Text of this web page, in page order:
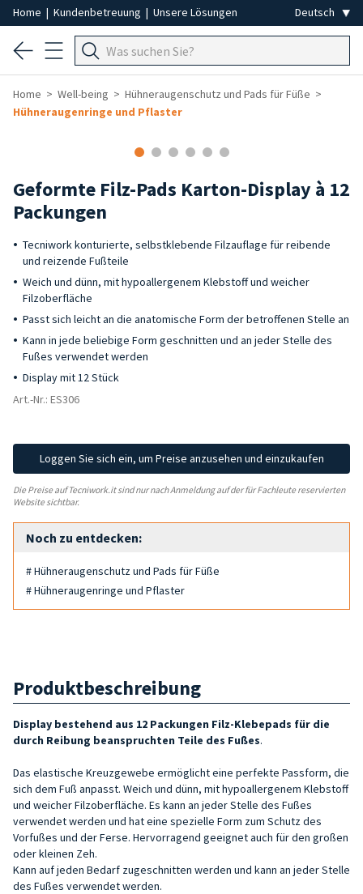
Home | Kundenbetreuung | Unsere Lösungen
Home Well-being
Hühneraugenschutz und Pads für Füße
Hühneraugenringe und Pflaster
Geformte Filz-Pads Karton-Display à 12
Packungen
Tecniwork konturierte, selbstklebende Filzauflage für reibende
und reizende Fußteile
Weich und dünn, mit hypoallergenem Klebstoff und weicher
Filzoberfläche
Passt sich leicht an die anatomische Form der betroffenen Stelle an
Kann in jede beliebige Form geschnitten und an jeder Stelle des
Fußes verwendet werden
Display mit 12 Stück
Art.-Nr.: ES306
Loggen Sie sich ein, um Preise anzusehen und einzukaufen
Die Preise auf Tecniwork.it sind nur nach Anmeldung auf der für Fachleute reservierten
Website sichtbar.
Noch zu entdecken:
# Hühneraugenschutz und Pads für Füße
# Hühneraugenringe und Pflaster
Produktbeschreibung
Display bestehend aus 12 Packungen Filz-Klebepads für die
durch Reibung beanspruchten Teile des Fußes.
Das elastische Kreuzgewebe ermöglicht eine perfekte Passform, die
sich dem Fuß anpasst. Weich und dünn, mit hypoallergenem Klebstoff
und weicher Filzoberfläche. Es kann an jeder Stelle des Fußes
verwendet werden und hat eine spezielle Form zum Schutz des
Vorfußes und der Ferse. Hervorragend geeignet auch für den großen
oder kleinen Zeh.
Kann auf jeden Bedarf zugeschnitten werden und kann an jeder Stelle
des Fußes verwendet werden.